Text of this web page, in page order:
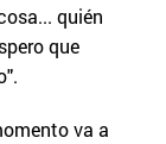
quién
que
va a